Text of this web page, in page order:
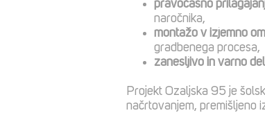
pravočasno
naročnika,
montažo v izjemno
gradbenega procesa,
zanesljivo in varno
Projekt Ozaljska 95 je
načrtovanjem, premišljeno